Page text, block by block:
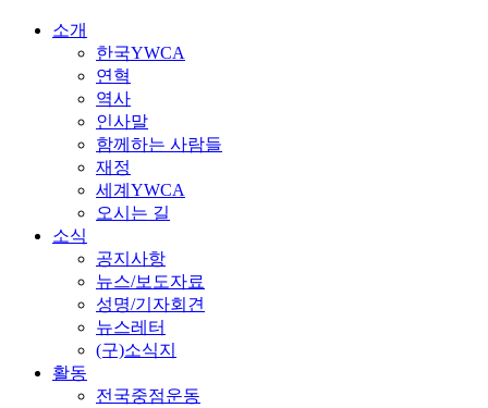
소개
한국YWCA
연혁
역사
인사말
함께하는 사람들
재정
세계YWCA
오시는 길
소식
공지사항
뉴스/보도자료
성명/기자회견
뉴스레터
(구)소식지
활동
전국중점운동